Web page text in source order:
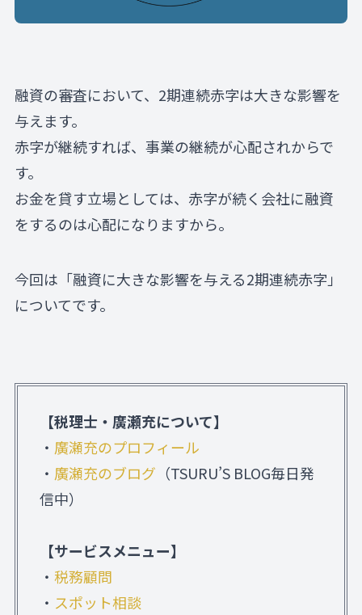
融資の審査において、2期連続赤字は大きな影響を
与えます。
赤字が継続すれば、事業の継続が心配されからで
す。
お金を貸す立場としては、赤字が続く会社に融資
をするのは心配になりますから。
今回は「融資に大きな影響を与える2期連続赤字」
についてです。
【税理士・廣瀬充について】
・ 廣瀬充のプロフィール
・ 廣瀬充のブログ （TSURU’S BLOG毎日発
信中）
【サービスメニュー】
・ 税務顧問
・ スポット相談